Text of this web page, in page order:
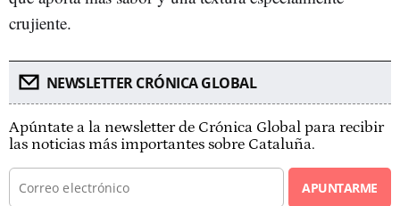
crujiente.
NEWSLETTER CRÓNICA GLOBAL
Apúntate a la newsletter de Crónica Global para recibir
las noticias más importantes sobre Cataluña.
APUNTARME